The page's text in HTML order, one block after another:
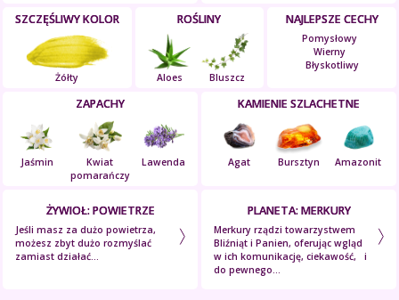
ŻYWIOŁ: POWIETRZE
Jeśli masz za dużo powietrza,
możesz zbyt dużo rozmyślać
zamiast działać...
PLANETA: MERKURY
Merkury rządzi towarzystwem
Bliźniąt i Panien, oferując wgląd
w ich komunikację, ciekawość, i
do pewnego...
NAJLEPSZE CECHY
Pomysłowy
Wierny
Błyskotliwy
SZCZĘŚLIWY KOLOR
Żółty
ROŚLINY
Aloes Bluszcz
ZAPACHY
Jaśmin
Kwiat
pomarańczy
Lawenda
KAMIENIE SZLACHETNE
Agat Bursztyn Amazonit